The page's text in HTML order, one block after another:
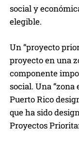
social y
elegible.
Un “proyecto
proyecto en una
componente
social. Una
Puerto Rico
que ha sido
Proyectos